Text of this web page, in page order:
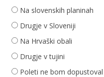
Na slovenskih planinah
Drugje v Sloveniji
Na Hrvaški obali
Drugje v tujini
Poleti ne bom dopustoval